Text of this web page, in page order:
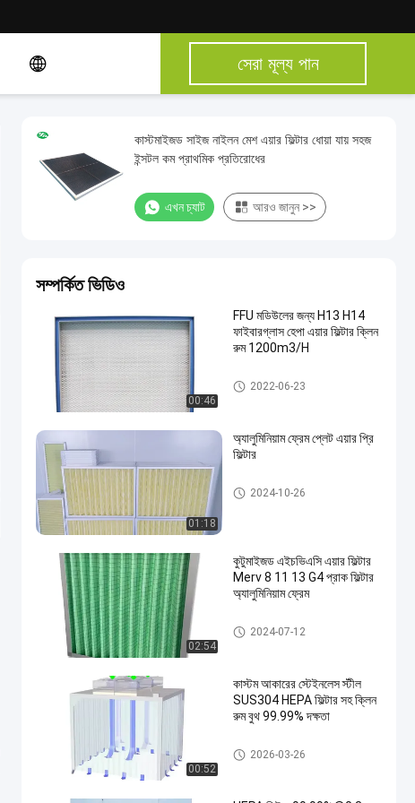
সেরা মূল্য পান
কাস্টমাইজড সাইজ নাইলন মেশ এয়ার ফিল্টার ধোয়া যায় সহজ
ইন্সটল কম প্রাথমিক প্রতিরোধের
এখন চ্যাট আরও জানুন >>
সম্পর্কিত ভিডিও
00:46
FFU মডিউলের জন্য H13 H14
ফাইবারগ্লাস হেপা এয়ার ফিল্টার ক্লিন
রুম 1200m3/H
HEPA এয়ার ফিল্টার
2022-06-23
01:18
অ্যালুমিনিয়াম ফ্রেম প্লেট এয়ার প্রি
ফিল্টার
প্রি এয়ার ফিল্টার
2024-10-26
02:54
কুটুমাইজড এইচভিএসি এয়ার ফিল্টার
Merv 8 11 13 G4 প্রাক ফিল্টার
অ্যালুমিনিয়াম ফ্রেম
প্রি এয়ার ফিল্টার
2024-07-12
00:52
কাস্টম আকারের স্টেইনলেস স্টীল
SUS304 HEPA ফিল্টার সহ ক্লিন
রুম বুথ 99.99% দক্ষতা
ক্লিন রুম বুথ
2026-03-26